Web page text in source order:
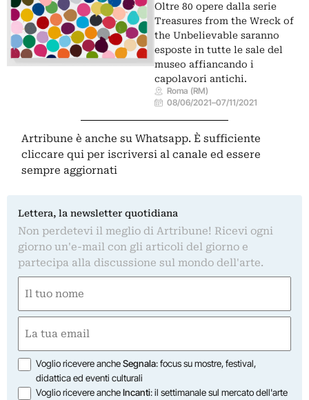
Oltre 80 opere dalla serie
Treasures from the Wreck of
the Unbelievable saranno
esposte in tutte le sale del
museo affiancando i
capolavori antichi.
Roma (RM)
08/06/2021–07/11/2021
Artribune è anche su Whatsapp. È sufficiente
cliccare qui per iscriversi al canale ed essere
sempre aggiornati
Lettera, la newsletter quotidiana
Non perdetevi il meglio di Artribune! Ricevi ogni
giorno un'e-mail con gli articoli del giorno e
partecipa alla discussione sul mondo dell'arte.
(Obbligatorio)
Nome
(Obbligatorio)
Opzioni
Voglio ricevere ancheSegnala: focus su mostre, festival,
didattica ed eventi culturali
Voglio ricevere ancheIncanti: il settimanale sul mercato dell'arte